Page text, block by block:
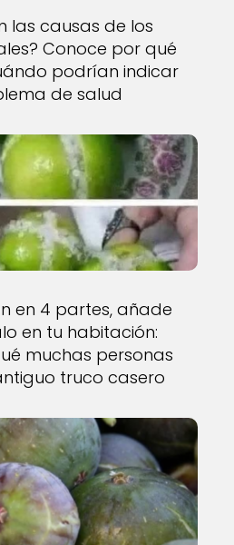
las causas de los
Conoce por qué
podrían indicar
de salud
en 4 partes, añade
en tu habitación:
muchas personas
truco casero